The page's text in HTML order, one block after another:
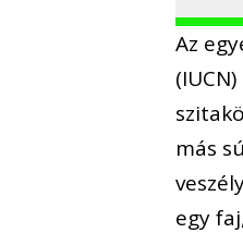
Az
más
egy